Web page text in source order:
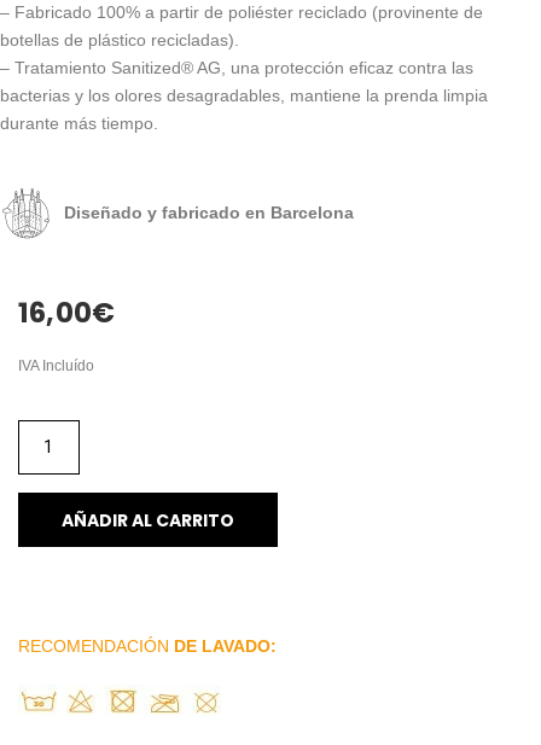
– Fabricado 100% a partir de poliéster reciclado (provinente de
botellas de plástico recicladas).
– Tratamiento Sanitized® AG, una protección eficaz contra las
bacterias y los olores desagradables, mantiene la prenda limpia
durante más tiempo.
Diseñado y fabricado en Barcelona
16,00€
IVA Incluído
AÑADIR AL CARRITO
RECOMENDACIÓN DE LAVADO: